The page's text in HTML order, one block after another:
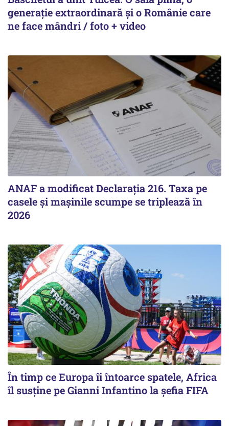
generație extraordinară și o Românie care
ne face mândri / foto + video
ANAF a modificat Declarația 216. Taxa pe
casele și mașinile scumpe se triplează în
2026
În timp ce Europa îi întoarce spatele, Africa
îl susține pe Gianni Infantino la șefia FIFA